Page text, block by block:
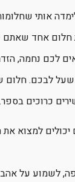
אותי
אחד שאתם
לכם נחמה,
לבכם. חלום
כרוכים בספר.
למצוא
פה, לשמוע על